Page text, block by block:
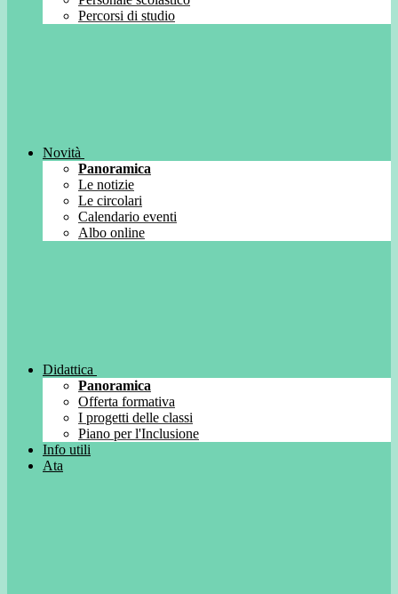
Percorsi di studio
Novità
Panoramica
Le notizie
Le circolari
Calendario eventi
Albo online
Didattica
Panoramica
Offerta formativa
I progetti delle classi
Piano per l'Inclusione
Info utili
Ata